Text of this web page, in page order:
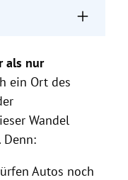
Radwege
werden.
als nur
ein Ort des
Wandel
Autos noch